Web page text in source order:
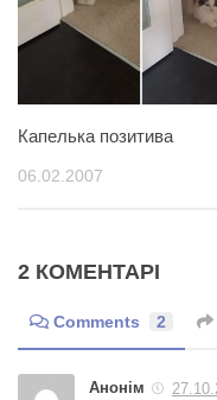
Капелька позитива
06.02.2007
2 КОМЕНТАРІ
Comments 2
Анонім